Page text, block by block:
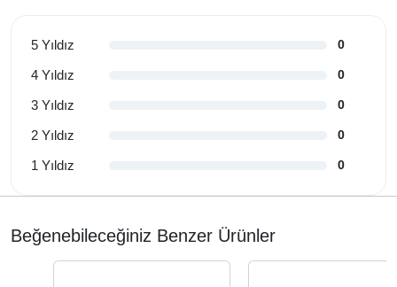
5 Yıldız 0
4 Yıldız 0
3 Yıldız 0
2 Yıldız 0
1 Yıldız 0
Beğenebileceğiniz Benzer Ürünler